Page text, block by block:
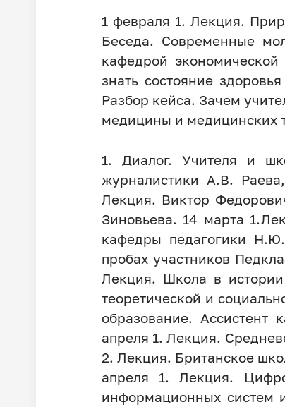
1 февраля 1. Лекция.
Беседа. Современные
кафедрой
знать состояние
Разбор кейса. Зачем
медицины и медицинских
1. Диалог. Учителя и
журналистики А.В.
Лекция. Виктор
Зиновьева. 14 марта
кафедры педагогики
пробах участников
Лекция. Школа в
теоретической и
образование. Ассистент
апреля 1. Лекция.
2. Лекция. Британское
апреля 1. Лекция.
информационных систем